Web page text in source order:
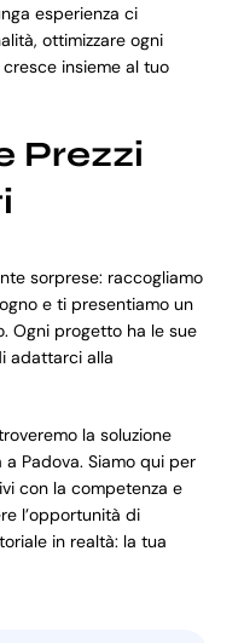
esperienza ci
ottimizzare ogni
insieme al tuo
Prezzi
sorprese: raccogliamo
e ti presentiamo un
Ogni progetto ha le sue
adattarci alla
la soluzione
Padova. Siamo qui per
con la competenza e
l’opportunità di
in realtà: la tua